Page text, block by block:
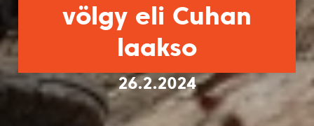
völgy eli Cuhan
laakso
26.2.2024